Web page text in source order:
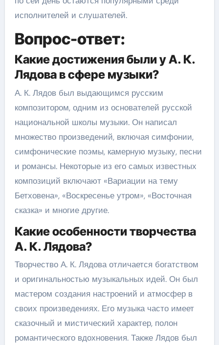
исполнителей и слушателей.
Вопрос-ответ:
Какие достижения были у А. К.
Лядова в сфере музыки?
А. К. Лядов был выдающимся русским
композитором, одним из основателей русской
национальной школы музыки. Он написал
множество произведений, включая симфонии,
симфонические поэмы, камерную музыку, песни
и романсы. Некоторые из его самых известных
композиций включают «Вариации на тему
Бетховена», «Воскресенье утром», «Восточная
сказка» и многие другие.
Какие особенности творчества
А. К. Лядова?
Творчество А. К. Лядова отличается богатством
и оригинальностью музыкальных идей. Он был
мастером создания настроений и атмосфер в
своих произведениях. Его музыка часто имеет
сказочный и мистический характер, полон
романтического вдохновения. Также Лядов был